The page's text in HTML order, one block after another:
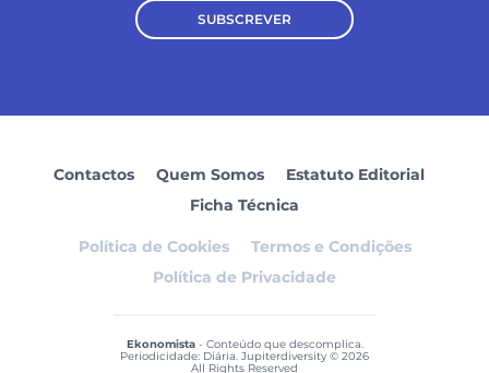
SUBSCREVER
Contactos Quem Somos
Estatuto Editorial
Ficha Técnica
Política de Cookies
Termos e Condições
Política de Privacidade
Ekonomista- Conteúdo que descomplica.
Periodicidade: Diária. Jupiterdiversity © 2026
All Rights Reserved